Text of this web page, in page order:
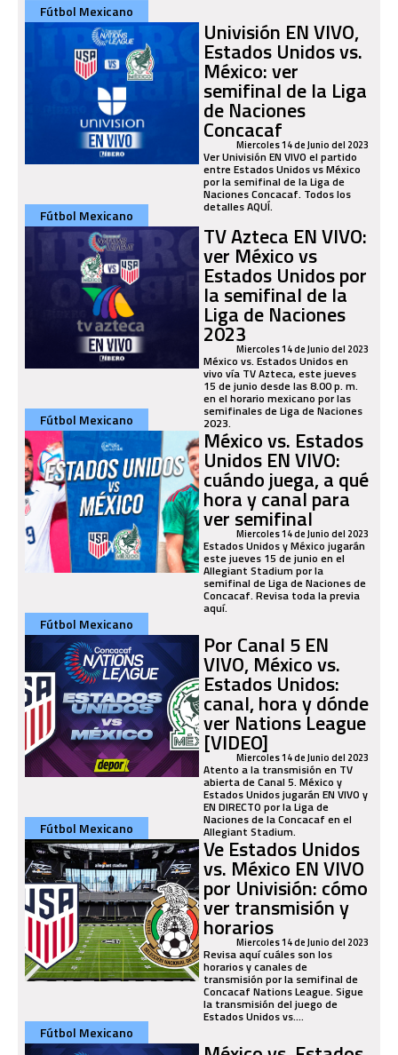
Fútbol Mexicano
Univisión EN VIVO,
Estados Unidos vs.
México: ver
semifinal de la Liga
de Naciones
Concacaf
Miercoles 14 de Junio del 2023
Ver Univisión EN VIVO el partido
entre Estados Unidos vs México
por la semifinal de la Liga de
Naciones Concacaf. Todos los
detalles AQUÍ.
Fútbol Mexicano
TV Azteca EN VIVO:
ver México vs
Estados Unidos por
la semifinal de la
Liga de Naciones
2023Miercoles 14 de Junio del 2023
México vs. Estados Unidos en
vivo vía TV Azteca, este jueves
15 de junio desde las 8.00 p. m.
en el horario mexicano por las
semifinales de Liga de Naciones
2023.
Fútbol Mexicano
México vs. Estados
Unidos EN VIVO:
cuándo juega, a qué
hora y canal para
ver semifinal
Miercoles 14 de Junio del 2023
Estados Unidos y México jugarán
este jueves 15 de junio en el
Allegiant Stadium por la
semifinal de Liga de Naciones de
Concacaf. Revisa toda la previa
aquí.
Fútbol Mexicano
Por Canal 5 EN
VIVO, México vs.
Estados Unidos:
canal, hora y dónde
ver Nations League
[VIDEO]Miercoles 14 de Junio del 2023
Atento a la transmisión en TV
abierta de Canal 5. México y
Estados Unidos jugarán EN VIVO y
EN DIRECTO por la Liga de
Naciones de la Concacaf en el
Allegiant Stadium.
Fútbol Mexicano
Ve Estados Unidos
vs. México EN VIVO
por Univisión: cómo
ver transmisión y
horarios
Miercoles 14 de Junio del 2023
Revisa aquí cuáles son los
horarios y canales de
transmisión por la semifinal de
Concacaf Nations League. Sigue
la transmisión del juego de
Estados Unidos vs....
Fútbol Mexicano